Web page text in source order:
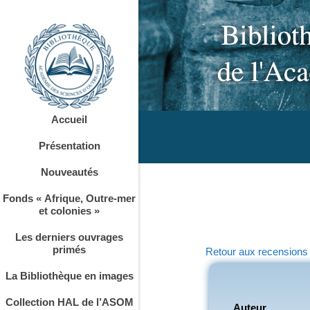
Accueil
Présentation
Nouveautés
Fonds « Afrique, Outre-mer
et colonies »
Les derniers ouvrages
primés
La Bibliothèque en images
Collection HAL de l’ASOM
Retour aux
Auteur